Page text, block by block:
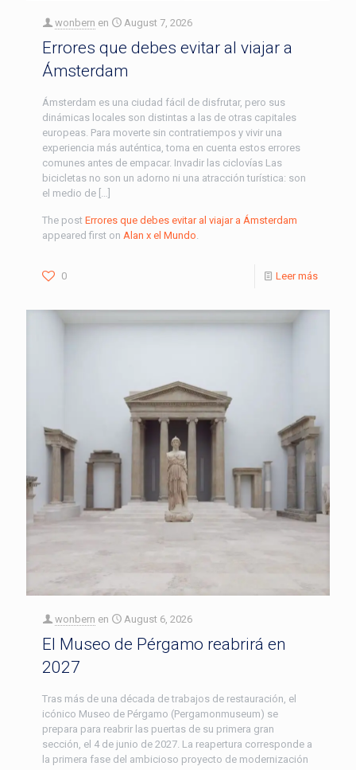
wonbern en August 7, 2026
Errores que debes evitar al viajar a
Ámsterdam
Ámsterdam es una ciudad fácil de disfrutar, pero sus
dinámicas locales son distintas a las de otras capitales
europeas. Para moverte sin contratiempos y vivir una
experiencia más auténtica, toma en cuenta estos errores
comunes antes de empacar. Invadir las ciclovías Las
bicicletas no son un adorno ni una atracción turística: son
el medio de […]
The post Errores que debes evitar al viajar a Ámsterdam
appeared first on Alan x el Mundo.
0 Leer más
wonbern en August 6, 2026
El Museo de Pérgamo reabrirá en
2027
Tras más de una década de trabajos de restauración, el
icónico Museo de Pérgamo (Pergamonmuseum) se
prepara para reabrir las puertas de su primera gran
sección, el 4 de junio de 2027. La reapertura corresponde a
la primera fase del ambicioso proyecto de modernización